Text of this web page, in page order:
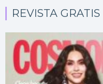
REVISTA